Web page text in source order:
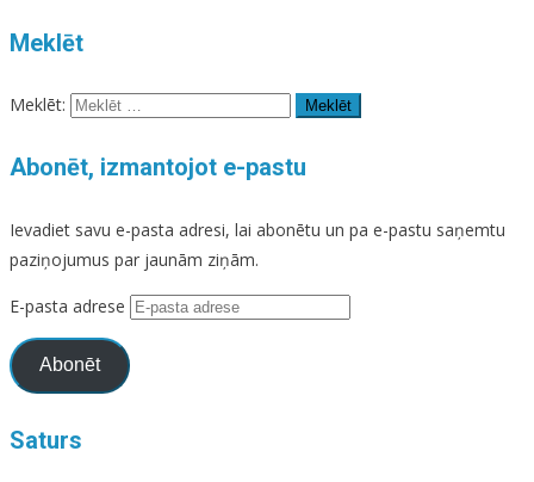
Meklēt
Meklēt:
Abonēt, izmantojot e-pastu
Ievadiet savu e-pasta adresi, lai abonētu un pa e-pastu saņemtu
paziņojumus par jaunām ziņām.
E-pasta adrese
Abonēt
Saturs